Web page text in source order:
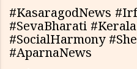
#KasaragodNews
#SevaBharati
#SocialHarmony
#AparnaNews